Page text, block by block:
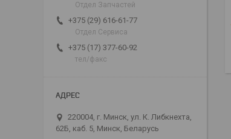
Отдел Запчастей
+375 (29) 616-61-77
Отдел Сервиса
+375 (17) 377-60-92
тел/факс
220004, г. Минск, ул. К. Либкнехта,
62Б, каб. 5, Минск, Беларусь